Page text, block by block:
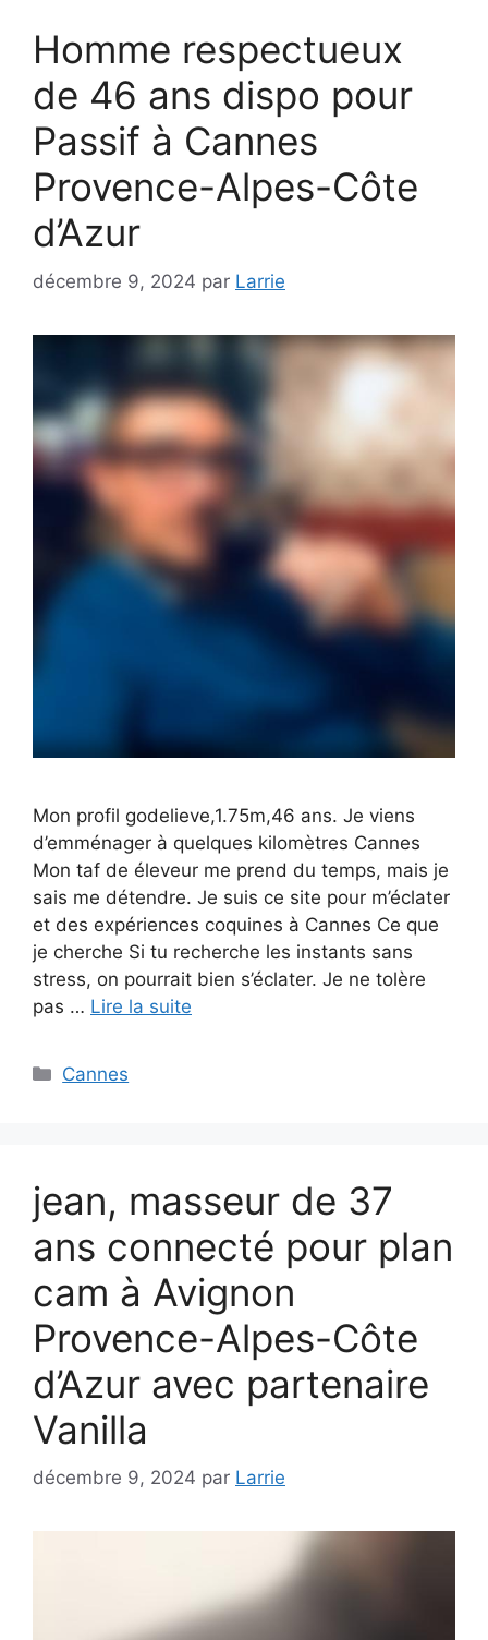
Homme respectueux
de 46 ans dispo pour
Passif à Cannes
Provence-Alpes-Côte
d’Azur
décembre 9, 2024 par Larrie
Mon profil godelieve,1.75m,46 ans. Je viens
d’emménager à quelques kilomètres Cannes
Mon taf de éleveur me prend du temps, mais je
sais me détendre. Je suis ce site pour m’éclater
et des expériences coquines à Cannes Ce que
je cherche Si tu recherche les instants sans
stress, on pourrait bien s’éclater. Je ne tolère
pas … Lire la suite
Catégories
Cannes
jean, masseur de 37
ans connecté pour plan
cam à Avignon
Provence-Alpes-Côte
d’Azur avec partenaire
Vanilla
décembre 9, 2024 par Larrie